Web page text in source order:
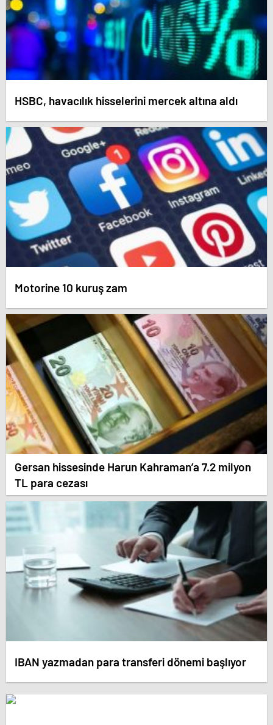
HSBC, havacılık hisselerini mercek altına aldı
Motorine 10 kuruş zam
Gersan hissesinde Harun Kahraman’a 7.2 milyon
TL para cezası
IBAN yazmadan para transferi dönemi başlıyor